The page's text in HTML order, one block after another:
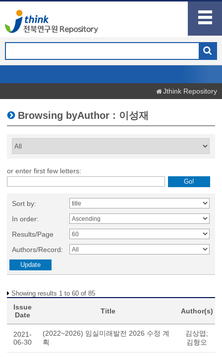
Jthink Repository
Browsing byAuthor : 이성재
or enter first few letters:
Sort by:
In order:
Results/Page
Authors/Record:
Showing results 1 to 60 of 85
Issue
Date
Title Author(s)
2021-
06-30
(2022~2026) 임실미래발전 2026 수정 계
획
김상엽;
김형오